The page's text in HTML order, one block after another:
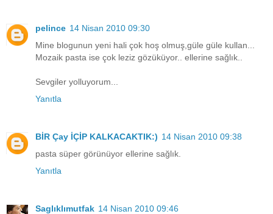
pelince 14 Nisan 2010 09:30
Mine blogunun yeni hali çok hoş olmuş,güle güle kullan...
Mozaik pasta ise çok leziz gözüküyor.. ellerine sağlık..
Sevgiler yolluyorum...
Yanıtla
BİR Çay İÇİP KALKACAKTIK:) 14 Nisan 2010 09:38
pasta süper görünüyor ellerine sağlık.
Yanıtla
Saglıklımutfak 14 Nisan 2010 09:46